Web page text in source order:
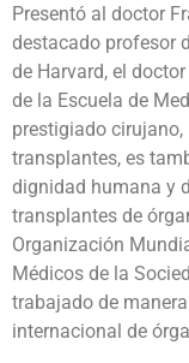
Presentó al doctor
destacado profesor
de Harvard, el
de la Escuela de
prestigiado cirujano,
transplantes, es
dignidad humana y
transplantes de
Organización
Médicos de la
trabajado de
internacional de